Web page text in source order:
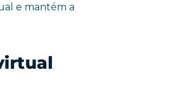
e mantém a